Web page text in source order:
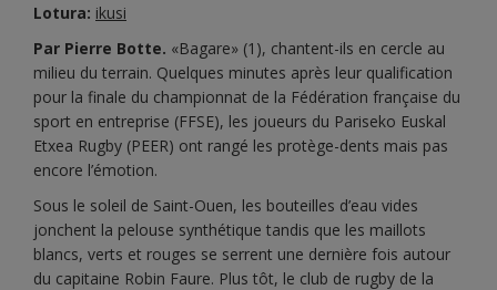
Lotura: ikusi
Par Pierre Botte. «Bagare» (1), chantent-ils en cercle au
milieu du terrain. Quelques minutes après leur qualification
pour la finale du championnat de la Fédération française du
sport en entreprise (FFSE), les joueurs du Pariseko Euskal
Etxea Rugby (PEER) ont rangé les protège-dents mais pas
encore l’émotion.
Sous le soleil de Saint-Ouen, les bouteilles d’eau vides
jonchent la pelouse synthétique tandis que les maillots
blancs, verts et rouges se serrent une dernière fois autour
du capitaine Robin Faure. Plus tôt, le club de rugby de la